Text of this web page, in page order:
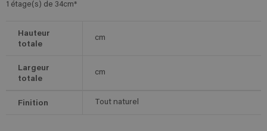
1 étage(s) de 34cm*
Hauteur
totale
cm
Largeur
totale
cm
Finition Tout naturel